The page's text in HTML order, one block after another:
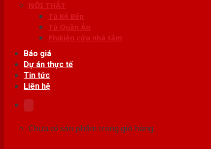
NỘI THẤT
Tủ Kệ Bếp
Tủ Quần Áo
Phụ kiện cửa nhà tắm
Báo giá
Dự án thực tế
Tin tức
Liên hệ
Chưa có sản phẩm trong giỏ hàng.